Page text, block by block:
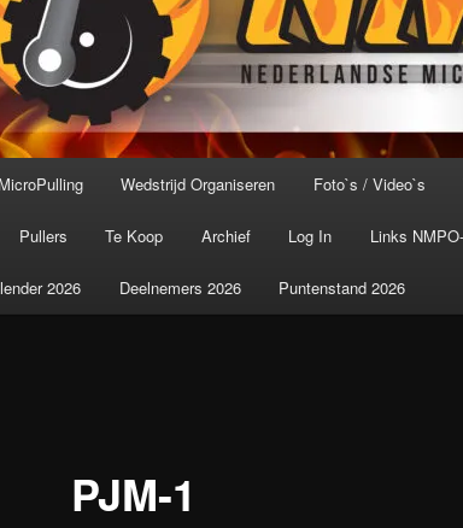
MicroPulling Wedstrijd Organiseren Foto`s / Video`s
Pullers Te Koop Archief Log In Links
2026 Deelnemers 2026 Puntenstand 2026
PJM-1